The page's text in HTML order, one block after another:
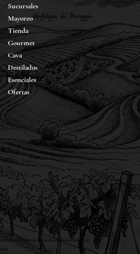
Sucursales
Mayoreo
Tienda
Gourmet
Cava
Destilados
Esenciales
Ofertas
EN ESTA TIENDA, EVITA EL EXCESO, VISITA ALCOHOLINFORMATE.ORG.MX
C.V.